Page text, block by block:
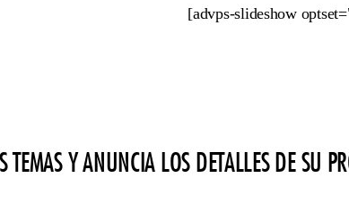
[advps-slideshow
Y ANUNCIA LOS DETALLES DE SU